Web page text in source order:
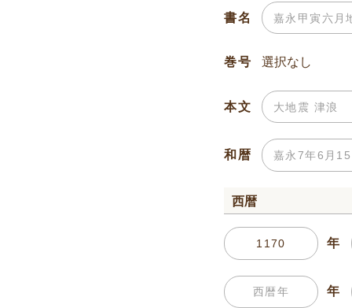
書名
巻号
本文
和暦
西暦
年
年